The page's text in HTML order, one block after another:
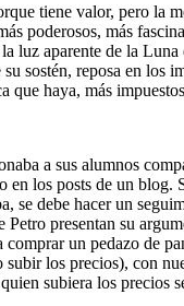
tiene valor, pero la
poderosos, más
luz aparente de la
sostén, reposa en los
que haya, más
a sus alumnos
los posts de un
se debe hacer un
presentan su
comprar un pedazo de
los precios), con
subiera los precios